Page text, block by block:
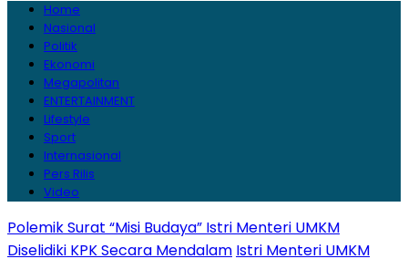
Home
Nasional
Politik
Ekonomi
Megapolitan
ENTERTAINMENT
Lifestyle
Sport
Internasional
Pers Rilis
Video
Polemik Surat “Misi Budaya” Istri Menteri UMKM
Diselidiki KPK Secara Mendalam Istri Menteri UMKM